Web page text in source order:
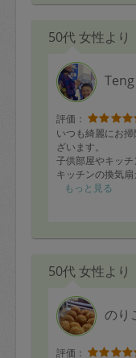
除機掛け。
この仕上がりで、
毎週どうもあり
50代 女性より
Teng
評価：
いつも綺麗にお
ざいます。
子供部屋やキッチ
キッチンの換気
気がついて交換
もっと見る
50代 女性より
のり
評価：